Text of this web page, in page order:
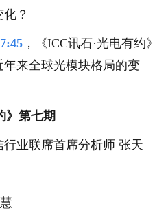
？
，《ICC讯石·光电有约》
来全球光模块格局的变
》第七期
业联席首席分析师 张天